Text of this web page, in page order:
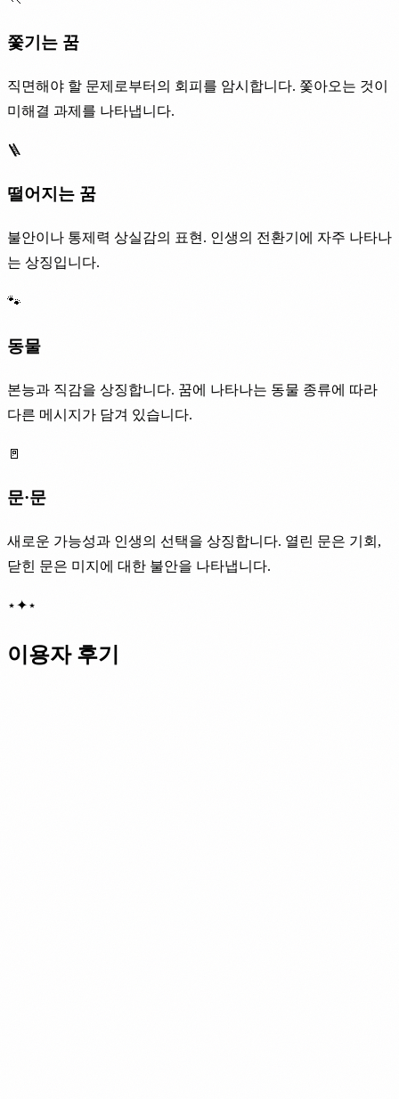
쫓기는 꿈
직면해야 할 문제로부터의 회피를 암시합니다. 쫓아오는 것이
미해결 과제를 나타냅니다.
🪜
떨어지는 꿈
불안이나 통제력 상실감의 표현. 인생의 전환기에 자주 나타나
는 상징입니다.
🐾
동물
본능과 직감을 상징합니다. 꿈에 나타나는 동물 종류에 따라
다른 메시지가 담겨 있습니다.
🚪
문·문
새로운 가능성과 인생의 선택을 상징합니다. 열린 문은 기회,
닫힌 문은 미지에 대한 불안을 나타냅니다.
⋆✦⋆
이용자 후기